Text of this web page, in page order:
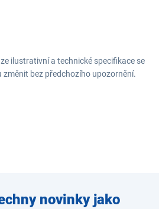
ilustrativní a technické specifikace se
změnit bez předchozího upozornění.
novinky jako